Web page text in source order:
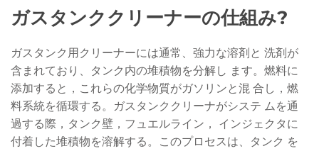
ガスタンククリーナーの仕組み?
ガスタンク用クリーナーには通常、強力な溶剤と 洗剤が
含まれており、タンク内の堆積物を分解し ます。燃料に
添加すると，これらの化学物質がガソリンと混 合し，燃
料系統を循環する。ガスタンククリーナがシステ ムを通
過する際，タンク壁，フュエルライン， インジェクタに
付着した堆積物を溶解する。このプロセスは、タンク を